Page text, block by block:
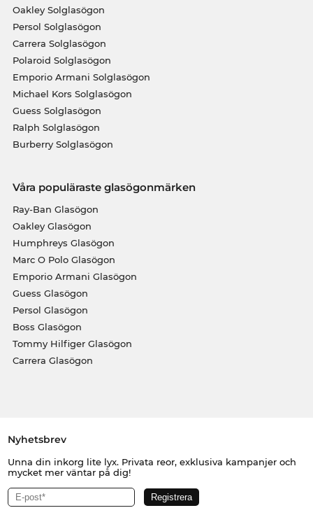
Oakley Solglasögon
Persol Solglasögon
Carrera Solglasögon
Polaroid Solglasögon
Emporio Armani Solglasögon
Michael Kors Solglasögon
Guess Solglasögon
Ralph Solglasögon
Burberry Solglasögon
Våra populäraste glasögonmärken
Ray-Ban Glasögon
Oakley Glasögon
Humphreys Glasögon
Marc O Polo Glasögon
Emporio Armani Glasögon
Guess Glasögon
Persol Glasögon
Boss Glasögon
Tommy Hilfiger Glasögon
Carrera Glasögon
Nyhetsbrev
Unna din inkorg lite lyx. Privata reor, exklusiva kampanjer och
mycket mer väntar på dig!